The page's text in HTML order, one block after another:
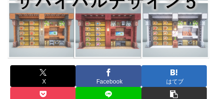
X Facebook はてブ